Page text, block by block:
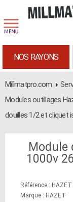
NOS RAYONS
Millmatpro.com
Modules outillages
douilles 1/2 et cliquet
1000v
Référence :
Marque : HAZET